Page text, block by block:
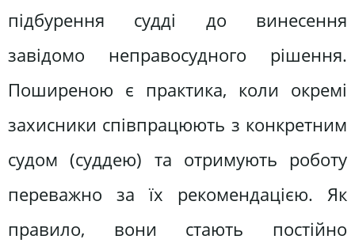
підбурення судді до винесення
завідомо неправосудного рішення.
Поширеною є практика, коли окремі
захисники співпрацюють з конкретним
судом (суддею) та отримують роботу
переважно за їх рекомендацією. Як
правило, вони стають постійно